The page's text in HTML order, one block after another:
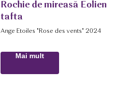
Rochie de mireasă Eolien
tafta
Ange Etoiles "Rose des vents" 2024
Mai mult